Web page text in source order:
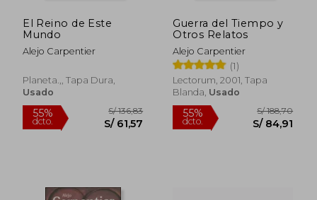
El Reino de Este
Mundo
Alejo Carpentier
Planeta.,, Tapa Dura,
Usado
Guerra del Tiempo y
Otros Relatos
Alejo Carpentier
(1)
Lectorum, 2001, Tapa
Blanda, Usado